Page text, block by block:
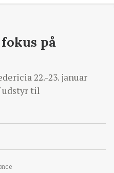
på
22.-23. januar
udstyr til